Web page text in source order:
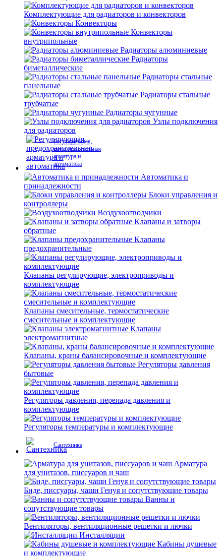
Комплектующие для радиаторов и конвекторов
Конвекторы
Конвекторы
внутрипольные
Радиаторы алюминиевые
Радиаторы
биметаллические
Радиаторы стальные
панельные
Радиаторы стальные
трубчатые
Радиаторы чугунные
Узлы подключения
для радиаторов
Регулирующая,
предохранительная
арматура и
автоматика
Автоматика и
принадлежности
Блоки управления и
контроллеры
Воздухоотводчики
Клапаны и затворы
обратные
Клапаны
предохранительные
Клапаны регулирующие, электроприводы и
комплектующие
Клапаны смесительные, термостатические
смесительные и комплектующие
Клапаны
электромагнитные
Клапаны, краны балансировочные и комплектующие
Регуляторы давления
бытовые
Регуляторы давления, перепада давления и
комплектующие
Регуляторы температуры и комплектующие
Сантехника
Арматура
для унитазов, писсуаров и чаш
Биде, писсуары, чаши Генуя и сопутствующие товары
Ванны и
сопутствующие товары
Вентиляторы, вентиляционные решетки и лючки
Инсталляции
Кабины душевые
и комплектующие